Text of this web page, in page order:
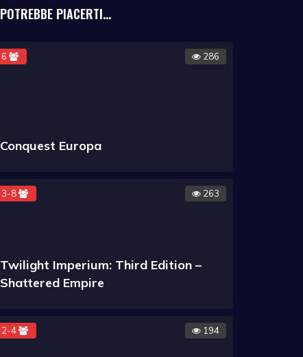
POTREBBE PIACERTI...
6 286
Conquest Europa
3-8 263
Twilight Imperium: Third Edition –
Shattered Empire
2-4 194